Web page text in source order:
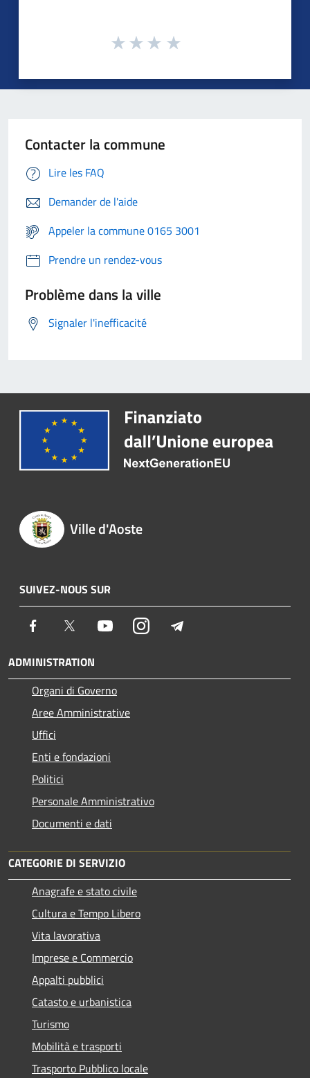
Contacter la commune
Lire les FAQ
Demander de l'aide
Appeler la commune 0165 3001
Prendre un rendez-vous
Problème dans la ville
Signaler l'inefficacité
Ville d'Aoste
SUIVEZ-NOUS SUR
Facebook Twitter YoutubeInstagram
ADMINISTRATION
Organi di Governo
Aree Amministrative
Uffici
Enti e fondazioni
Politici
Personale Amministrativo
Documenti e dati
CATEGORIE DI SERVIZIO
Anagrafe e stato civile
Cultura e Tempo Libero
Vita lavorativa
Imprese e Commercio
Appalti pubblici
Catasto e urbanistica
Turismo
Mobilità e trasporti
Trasporto Pubblico locale